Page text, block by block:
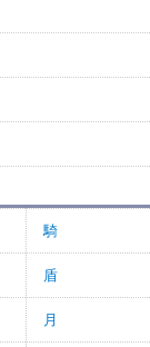
騎
盾
月